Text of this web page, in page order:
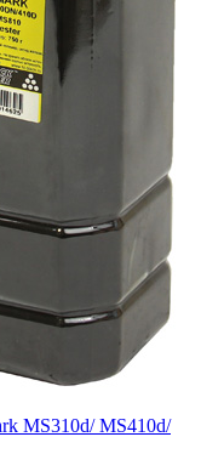
MS310d/ MS410d/